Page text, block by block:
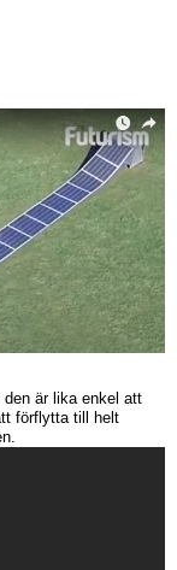
den är lika enkel att
förflytta till helt